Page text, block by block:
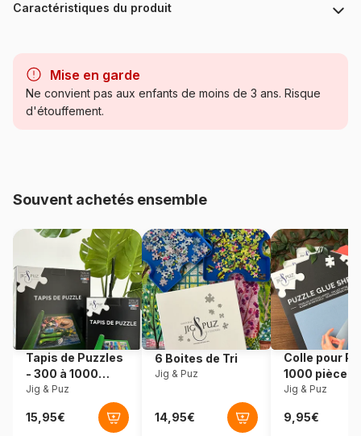
Caractéristiques du produit
Catégorie
Ravensburger-00277
EAN 4005555002772
Nombre de pièces 1000 pièces
Dimensions 70 x 50 cm
Mise en garde
Ne convient pas aux enfants de moins de 3 ans. Risque
d'étouffement.
Souvent achetés ensemble
Tapis de Puzzles
- 300 à 1000
pièces
Jig & Puz
6 Boites de Tri
Jig & Puz
Colle pour
1000 pièces
Jig & Puz